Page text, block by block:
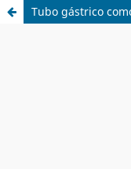
Tubo gástrico